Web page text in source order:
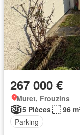
267 000 €
Muret, Frouzins
5 Pièces
96
Parking